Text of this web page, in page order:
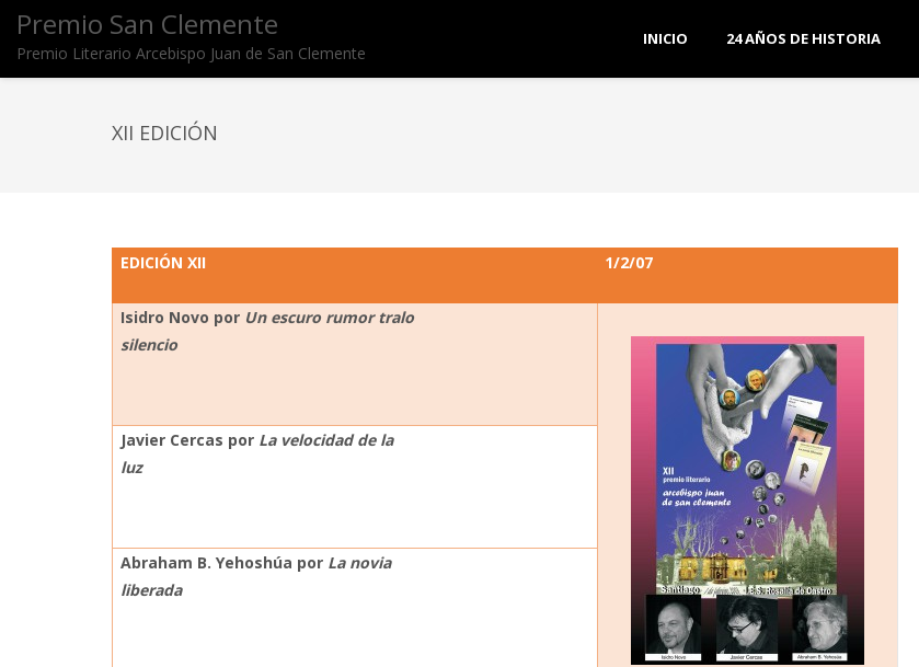
Premio San Clemente
Premio Literario Arcebispo Juan de San Clemente
INICIO 24 AÑOS DE HISTORIA
XII EDICIÓN
EDICIÓN XII 1/2/07
Isidro Novo por Un escuro rumor tralo
silencio
Javier Cercas por La velocidad de la
luz
Abraham B. Yehoshúa por La novia
liberada